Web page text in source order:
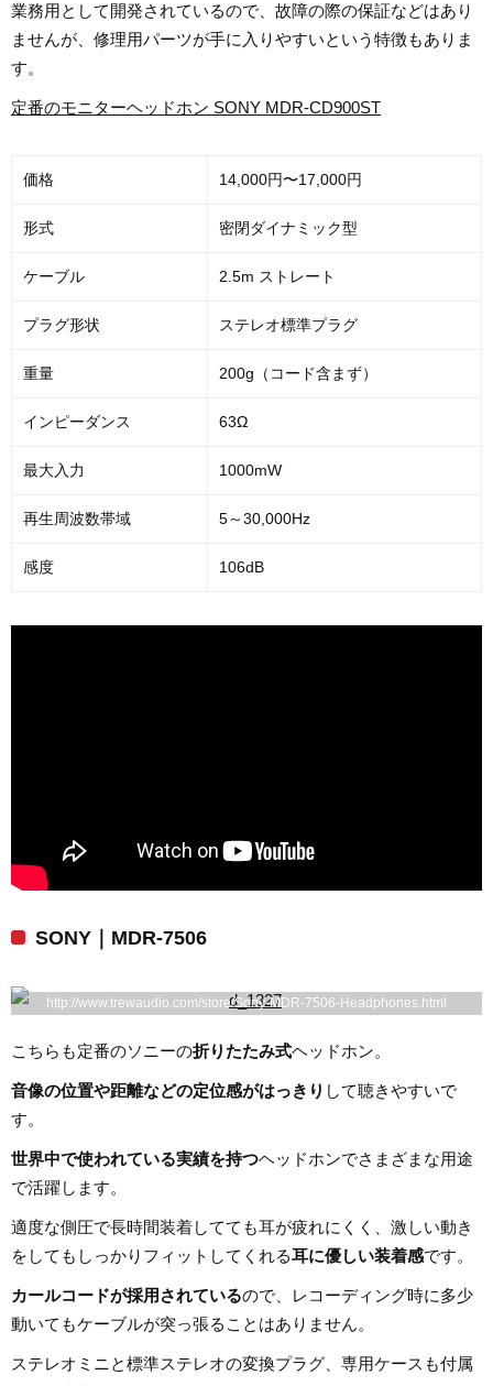
業務用として開発されているので、故障の際の保証などはあり
ませんが、修理用パーツが手に入りやすいという特徴もありま
す。
定番のモニターヘッドホン SONY MDR-CD900ST
価格 14,000円〜17,000円
形式 密閉ダイナミック型
ケーブル 2.5m ストレート
プラグ形状 ステレオ標準プラグ
重量 200g（コード含まず）
インピーダンス 63Ω
最大入力 1000mW
再生周波数帯域 5～30,000Hz
感度 106dB
SONY｜MDR-7506
http://www.trewaudio.com/store/Sony-MDR-7506-Headphones.html
こちらも定番のソニーの折りたたみ式ヘッドホン。
音像の位置や距離などの定位感がはっきり して聴きやすいで
す。
世界中で使われている実績を持つヘッドホンでさまざまな用途
で活躍します。
適度な側圧で長時間装着してても耳が疲れにくく、激しい動き
をしてもしっかりフィットしてくれる耳に優しい装着感です。
カールコードが採用されているので、レコーディング時に多少
動いてもケーブルが突っ張ることはありません。
ステレオミニと標準ステレオの変換プラグ、専用ケースも付属